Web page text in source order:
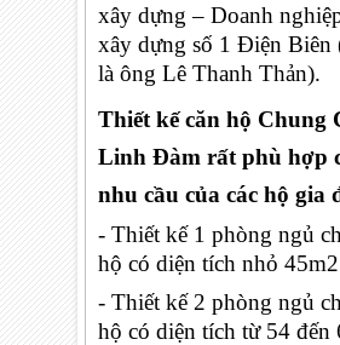
xây dựng – Doanh
xây dựng số 1 Điện Biên
là ông Lê Thanh Thản).
Thiết kế căn hộ Chung
Linh Đàm rất phù hợp
nhu cầu của các hộ gia
- Thiết kế 1 phòng ngủ
hộ có diện tích nhỏ 45m2
- Thiết kế 2 phòng ngủ
hộ có diện tích từ 54 đến